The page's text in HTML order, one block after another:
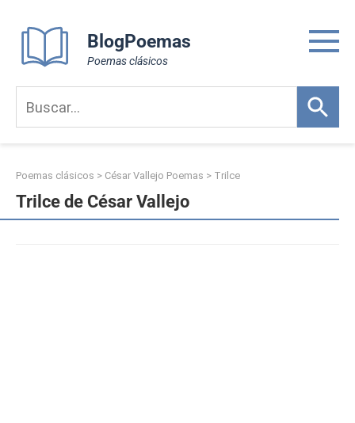
content
BlogPoemas
Poemas clásicos
Poemas clásicos > César Vallejo Poemas > Trilce
Trilce de César Vallejo